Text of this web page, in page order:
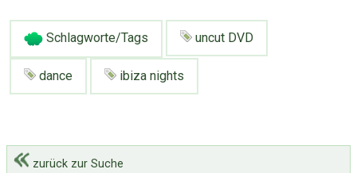
Schlagworte/Tags uncut DVD
dance ibiza nights
zurück zur Suche